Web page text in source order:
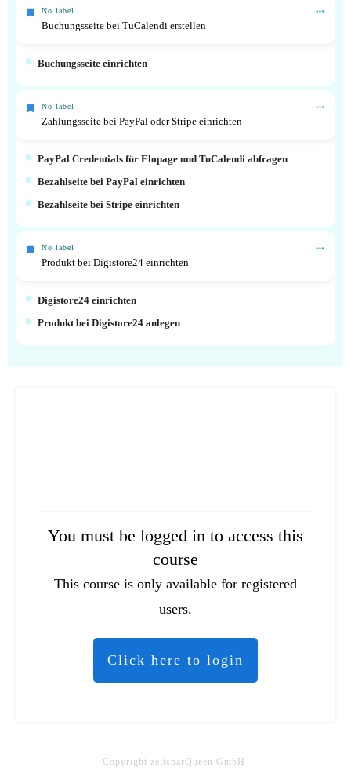
You must be logged in to access this
course
This course is only available for registered
users.
Click here to login
No label
Buchungsseite bei TuCalendi erstellen
Buchungsseite einrichten
No label
Zahlungsseite bei PayPal oder Stripe einrichten
PayPal Credentials für Elopage und TuCalendi abfragen
Bezahlseite bei PayPal einrichten
Bezahlseite bei Stripe einrichten
No label
Produkt bei Digistore24 einrichten
Digistore24 einrichten
Produkt bei Digistore24 anlegen
Copyright zeitsparQueen GmbH